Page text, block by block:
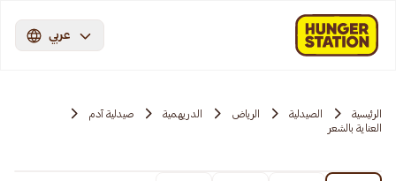
عربي
الرئيسية الصيدلية الرياض الدريهمية
صيدلية آدم
العناية بالشعر